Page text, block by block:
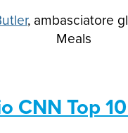
, ambasciatore
Meals
CNN Top